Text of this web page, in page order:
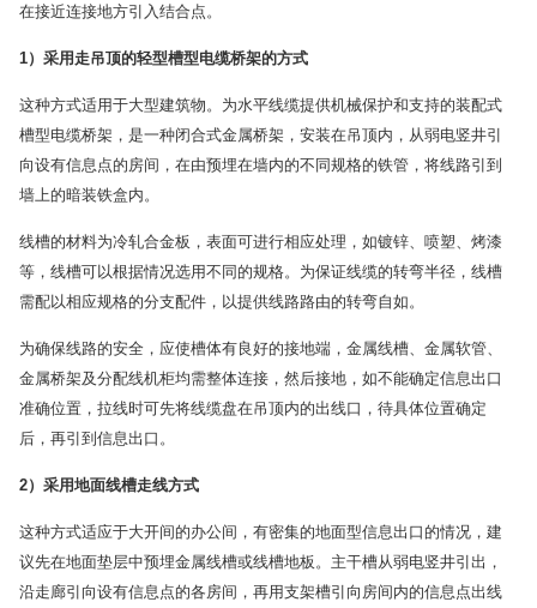
在接近连接地方引入结合点。
1）采用走吊顶的轻型槽型电缆桥架的方式
这种方式适用于大型建筑物。为水平线缆提供机械保护和支持的装配式
槽型电缆桥架，是一种闭合式金属桥架，安装在吊顶内，从弱电竖井引
向设有信息点的房间，在由预埋在墙内的不同规格的铁管，将线路引到
墙上的暗装铁盒内。
线槽的材料为冷轧合金板，表面可进行相应处理，如镀锌、喷塑、烤漆
等，线槽可以根据情况选用不同的规格。为保证线缆的转弯半径，线槽
需配以相应规格的分支配件，以提供线路路由的转弯自如。
为确保线路的安全，应使槽体有良好的接地端，金属线槽、金属软管、
金属桥架及分配线机柜均需整体连接，然后接地，如不能确定信息出口
准确位置，拉线时可先将线缆盘在吊顶内的出线口，待具体位置确定
后，再引到信息出口。
2）采用地面线槽走线方式
这种方式适应于大开间的办公间，有密集的地面型信息出口的情况，建
议先在地面垫层中预埋金属线槽或线槽地板。主干槽从弱电竖井引出，
沿走廊引向设有信息点的各房间，再用支架槽引向房间内的信息点出线